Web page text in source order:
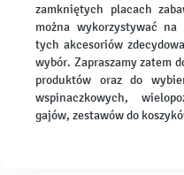
zamkniętych placach
można wykorzystywać
tych akcesoriów
wybór. Zapraszamy zatem
produktów oraz do
wspinaczkowych,
gajów, zestawów do